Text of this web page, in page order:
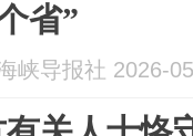
省”
峡导报社 2026-